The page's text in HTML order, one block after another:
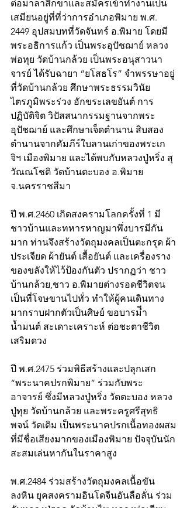
ต่อมาลาสิกขาและสมัครเข้าทำงานเป็น
เสมียนอยู่ที่ที่ว่าการอำเภอพิมาย พ.ศ.
2449 อุปสมบทที่วัดจันทร์ อ.พิมาย โดยมี
พระอธิการแก้ว เป็นพระอุปัชฌาย์ หลวง
พ่อทุย วัดบ้านกล้วย เป็นพระอนุสาวนา
จารย์ ได้รับฉายา “ยโสธโร” จำพรรษาอยู่
ที่วัดบ้านกล้วย ศึกษาพระธรรมวินัย
ไตรภูมิพระร่วง อักขระเลขยันต์ การ
ปฏิบัติจิต วิปัสสนากรรมฐานจากพระ
อุปัชฌาย์ และศึกษาเจ็ดตำนาน สิบสอง
ตำนานจากคัมภีร์ใบลานเก่าของพระเก
จิฯ เมืองพิมาย และได้พบกับหลวงปู่หริ่ง สุ
วัณณโชติ วัดบ้านตะบอง อ.พิมาย
จ.นครราชสีมา
ปี พ.ศ.2460 เกิดสงครามโลกครั้งที่ 1 มี
ชาวบ้านและทหารหาญมาพึ่งบารมีกัน
มาก ท่านจึงสร้างวัตถุมงคลเป็นตะกรุด ผ้า
ประเจียด ผ้ายันต์ เสื้อยันต์ และเครื่องราง
ของขลังให้ไว้ป้องกันตัว ปรากฏว่า ชาว
บ้านกล้วย,ชาว อ.พิมายต่างรอดชีวิตจน
เป็นที่โจษขานไปทั่ว ทำให้ผู้คนเดินทาง
มากราบฝากตัวเป็นศิษย์ ขอบารมีำ
น้ำมนต์ สะเดาะเคราะห์ ต่อชะตาชีวิต
เสริมดวง
ปี พ.ศ.2475 ร่วมพิธีสร้างและปลุกเสก
“พระนาคปรกพิมาย” ร่วมกับพระ
อาจารย์ ซึ่งมีหลวงปู่หริ่ง วัดตะบอง หลวง
ปู่ทุย วัดบ้านกล้วย และพระครูศรีสุทธิ
พจน์ วัดเดิม เป็นพระนาคปรกเนื้อทองผสม
ที่มีชื่อเสียงมากของเมืองพิมาย ปัจจุบันนัก
สะสมเล่นหากันในราคาสูง
พ.ศ.2484 ร่วมสร้างวัตถุมงคลเนื้อขัน
ลงหิน ยุคสงครามอินโดจีนอันลือลั่น ร่วม